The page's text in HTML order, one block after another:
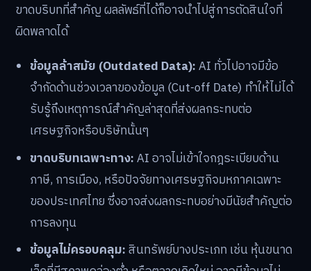
ขาดบริบทที่สำคัญ ผลลัพธ์ที่ได้ก็อาจนำไปสู่การตัดสินใจที่
ผิดพลาดได้
ข้อมูลล้าสมัย (Outdated Data):AI ทั่วไปอาจมีข้อ
จำกัดด้านช่วงเวลาของข้อมูล (Cut-off Date) ทำให้ไม่ได้
รับรู้ถึงเหตุการณ์สำคัญล่าสุดที่ส่งผลกระทบต่อ
เศรษฐกิจหรือบริษัทนั้นๆ
ขาดบริบทเฉพาะทาง:AI อาจไม่เข้าใจกฎระเบียบด้าน
ภาษี, การเมือง, หรือปัจจัยทางเศรษฐกิจมหภาคเฉพาะ
ของประเทศไทย ซึ่งอาจส่งผลกระทบอย่างมีนัยสำคัญต่อ
การลงทุน
ข้อมูลไม่ครอบคลุม:สินทรัพย์บางประเภท เช่น หุ้นขนาด